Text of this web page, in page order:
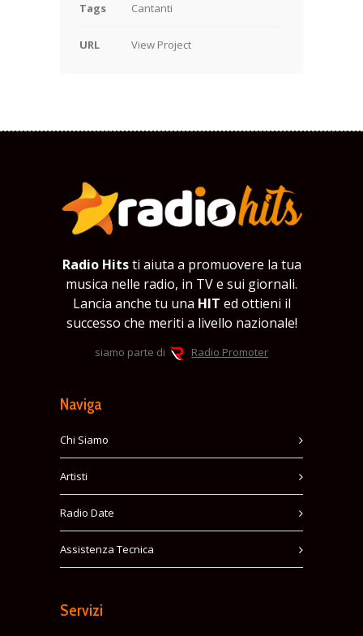
Tags Cantanti
URL View Project
Radio Hitsti aiuta a promuovere la tua
musica nelle radio, in TV e sui giornali.
Lancia anche tu una HIT ed ottieni il
successo che meriti a livello nazionale!
siamo parte di Radio Promoter
Naviga
Chi Siamo
Artisti
Radio Date
Assistenza Tecnica
Servizi